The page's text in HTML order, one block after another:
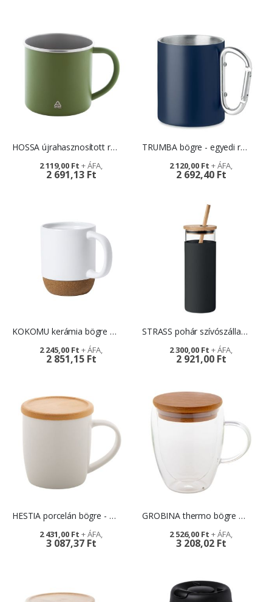
HOSSA újrahasznosított rozsdamentes acél bögre
2 691,13 Ft
2 119,00 Ft
TRUMBA bögre - egyedi reklámajándék
2 692,40 Ft
2 120,00 Ft
KOKOMU kerámia bögre - reklámajándék
2 851,15 Ft
2 245,00 Ft
STRASS pohár szívószállal - egyedi logóval
2 921,00 Ft
2 300,00 Ft
HESTIA porcelán bögre - ajándék konferenciára
3 087,37 Ft
2 431,00 Ft
GROBINA thermo bögre - egyedi logóval
3 208,02 Ft
2 526,00 Ft